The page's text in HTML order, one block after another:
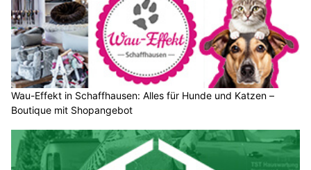
Wau-Effekt in Schaffhausen: Alles für Hunde und Katzen –
Boutique mit Shopangebot